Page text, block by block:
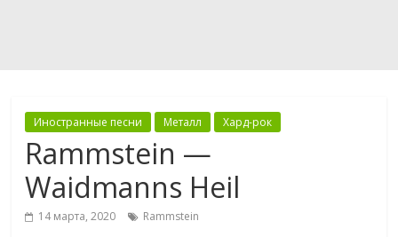
Иностранные песни Металл Хард-рок
Rammstein —
Waidmanns Heil
14 марта, 2020 Rammstein